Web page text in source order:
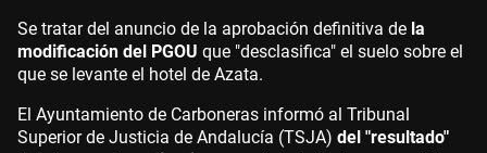
Se tratar del anuncio de la aprobación definitiva de la
modificación del PGOU que "desclasifica" el suelo sobre el
que se levante el hotel de Azata.
El Ayuntamiento de Carboneras informó al Tribunal
Superior de Justicia de Andalucía (TSJA) del "resultado"